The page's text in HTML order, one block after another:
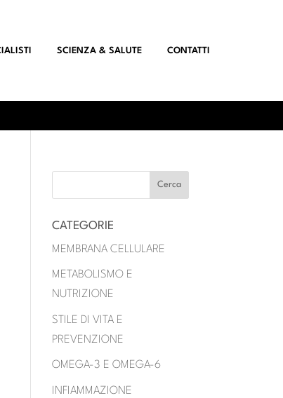
SCIENZA & SALUTE CONTATTI
CATEGORIE
MEMBRANA CELLULARE
METABOLISMO E
NUTRIZIONE
STILE DI VITA E
PREVENZIONE
OMEGA-3 E OMEGA-6
INFIAMMAZIONE